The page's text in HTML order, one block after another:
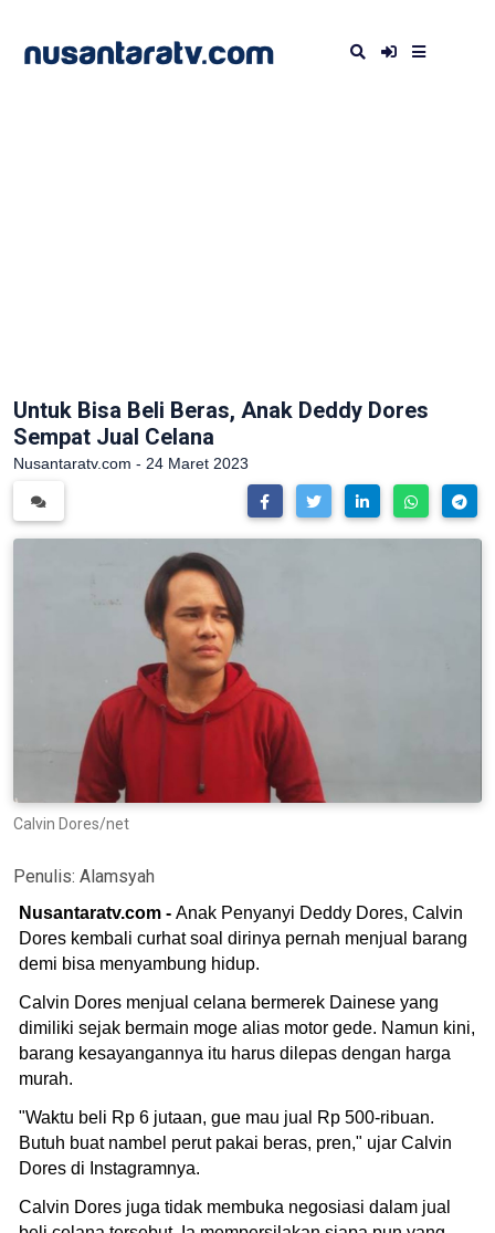
Untuk Bisa Beli Beras, Anak Deddy Dores
Sempat Jual Celana
Nusantaratv.com - 24 Maret 2023
Calvin Dores/net
Penulis: Alamsyah
Nusantaratv.com - Anak Penyanyi Deddy Dores, Calvin
Dores kembali curhat soal dirinya pernah menjual barang
demi bisa menyambung hidup.
Calvin Dores menjual celana bermerek Dainese yang
dimiliki sejak bermain moge alias motor gede. Namun kini,
barang kesayangannya itu harus dilepas dengan harga
murah.
"Waktu beli Rp 6 jutaan, gue mau jual Rp 500-ribuan.
Butuh buat nambel perut pakai beras, pren," ujar Calvin
Dores di Instagramnya.
Calvin Dores juga tidak membuka negosiasi dalam jual